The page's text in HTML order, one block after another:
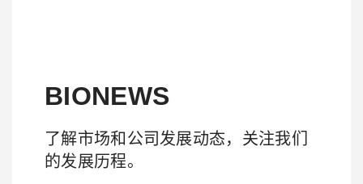
BIONEWS
了解市场和公司发展动态，关注我们
的发展历程。